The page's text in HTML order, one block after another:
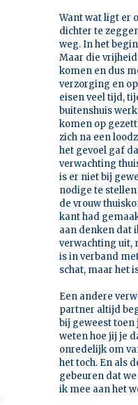
Want wat ligt er
dichter te
weg. In het
Maar die
komen en dus
verzorging en
eisen veel tijd,
buitenshuis
komen op
zich na een
het gevoel gaf
verwachting
is er niet bij
nodige te
de vrouw
kant had
aan denken dat
verwachting uit,
is in verband
schat, maar het
Een andere
partner altijd
bij geweest toen
weten hoe jij je
onredelijk om
het toch. En als
gebeuren dat
ik mee aan het